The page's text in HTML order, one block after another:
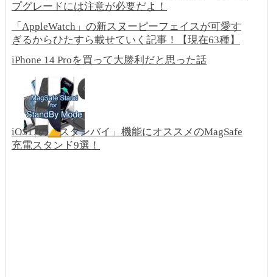
プグレードには注意が必要だよ！
「AppleWatch」の新スヌーピーフェイスが可愛す
ぎるからひたすら載せていく記事！【現在63種】
iPhone 14 Proを買って大勝利だと思った話
iOS17の「スタンバイ」機能にオススメのMagSafe
充電スタンド9選！